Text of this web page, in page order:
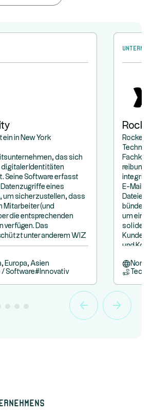
ein in New York
das sich
Identitäten
Seine Software erfasst
eines
um sicherzustellen, dass
Mitarbeiter (und
die entsprechenden
verfügen. Das
unter anderem WIZ
Europa, Asien
/ Software# Innovativ
E-Mail-
Dateien:
bündelt
um eine
soliden
Kunden
und